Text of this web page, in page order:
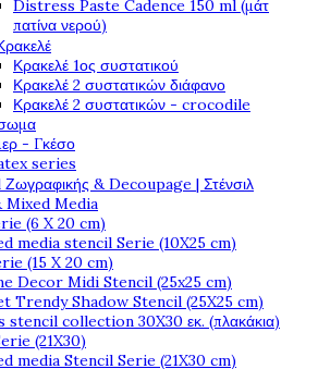
Distress Paste Cadence 150 ml (μάτ
πατίνα νερού)
Κρακελέ 1ος συστατικού
Κρακελέ 2 συστατικών διάφανο
Κρακελέ 2 συστατικών - crocodile
- Γκέσο
series
& Decoupage | Στένσιλ
Mixed Media
(6 X 20 cm)
media stencil Serie (10X25 cm)
(15 X 20 cm)
Decor Midi Stencil (25x25 cm)
Trendy Shadow Stencil (25X25 cm)
stencil collection 30X30 εκ. (πλακάκια)
(21X30)
media Stencil Serie (21X30 cm)